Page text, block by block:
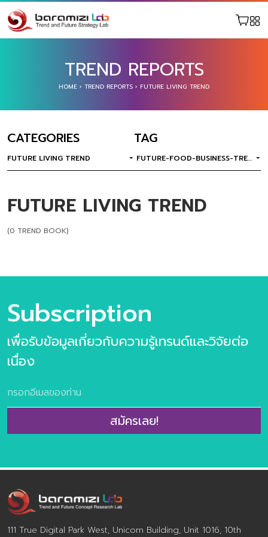
TREND REPORTS
HOME › TREND REPORTS › FUTURE LIVING TREND
CATEGORIES
FUTURE LIVING TREND
TAG
FUTURE-FOOD-BUSINESS-TREN
D
FUTURE LIVING TREND
(0 TREND BOOK)
Subscription
เพื่อรับข้อมูลเกี่ยวกับความรู้เทรนด์และวิจัยต่อ
เนื่อง
สมัครเลย!
111 True Digital Park West, Unicorn Building, Unit 1016, 10th